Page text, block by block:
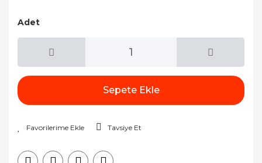
Adet
Sepete Ekle
Tavsiye Et